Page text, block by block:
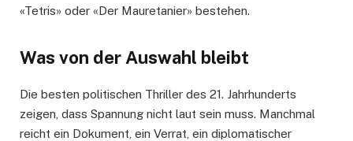
«Tetris» oder «Der Mauretanier» bestehen.
Was von der Auswahl bleibt
Die besten politischen Thriller des 21. Jahrhunderts
zeigen, dass Spannung nicht laut sein muss. Manchmal
reicht ein Dokument, ein Verrat, ein diplomatischer